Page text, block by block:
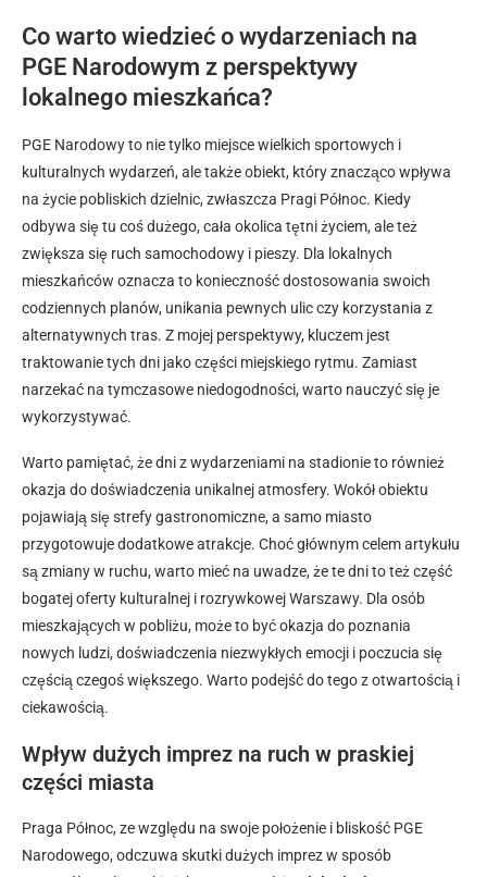
Co warto wiedzieć o wydarzeniach na
PGE Narodowym z perspektywy
lokalnego mieszkańca?
PGE Narodowy to nie tylko miejsce wielkich sportowych i
kulturalnych wydarzeń, ale także obiekt, który znacząco wpływa
na życie pobliskich dzielnic, zwłaszcza Pragi Północ. Kiedy
odbywa się tu coś dużego, cała okolica tętni życiem, ale też
zwiększa się ruch samochodowy i pieszy. Dla lokalnych
mieszkańców oznacza to konieczność dostosowania swoich
codziennych planów, unikania pewnych ulic czy korzystania z
alternatywnych tras. Z mojej perspektywy, kluczem jest
traktowanie tych dni jako części miejskiego rytmu. Zamiast
narzekać na tymczasowe niedogodności, warto nauczyć się je
wykorzystywać.
Warto pamiętać, że dni z wydarzeniami na stadionie to również
okazja do doświadczenia unikalnej atmosfery. Wokół obiektu
pojawiają się strefy gastronomiczne, a samo miasto
przygotowuje dodatkowe atrakcje. Choć głównym celem artykułu
są zmiany w ruchu, warto mieć na uwadze, że te dni to też część
bogatej oferty kulturalnej i rozrywkowej Warszawy. Dla osób
mieszkających w pobliżu, może to być okazja do poznania
nowych ludzi, doświadczenia niezwykłych emocji i poczucia się
częścią czegoś większego. Warto podejść do tego z otwartością i
ciekawością.
Wpływ dużych imprez na ruch w praskiej
części miasta
Praga Północ, ze względu na swoje położenie i bliskość PGE
Narodowego, odczuwa skutki dużych imprez w sposób